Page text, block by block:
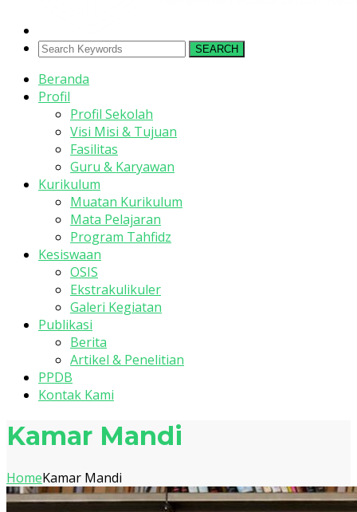
SEARCH
Beranda
Profil
Profil Sekolah
Visi Misi & Tujuan
Fasilitas
Guru & Karyawan
Kurikulum
Muatan Kurikulum
Mata Pelajaran
Program Tahfidz
Kesiswaan
OSIS
Ekstrakulikuler
Galeri Kegiatan
Publikasi
Berita
Artikel & Penelitian
PPDB
Kontak Kami
Kamar Mandi
HomeKamar Mandi